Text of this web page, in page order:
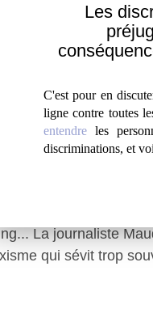
Les
C'est pour en
ligne contre toutes
entendre les
discriminations, et
SEXISME
MANIÈRE
: ENTRETIEN
par les hommes,
reléguées au second
agresseurs, sexisme
La journaliste
qui sévit trop